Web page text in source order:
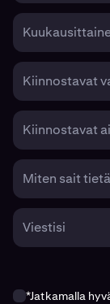
Kiinnostavat
Kiinnostavat
Miten sait
Viestisi
*Jatkamalla